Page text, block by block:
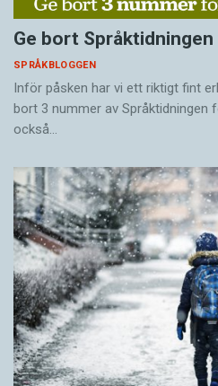
Ge bort Språktidningen
SPRÅKBLOGGEN
Inför påsken har vi ett riktigt fint
bort 3 nummer av Språktidningen
också…